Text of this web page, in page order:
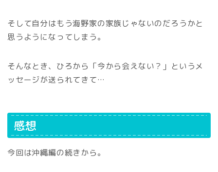
そして自分はもう海野家の家族じゃないのだろうかと
思うようになってしまう。
そんなとき、ひろから「今から会えない？」というメ
ッセージが送られてきて…
感想
今回は沖縄編の続きから。